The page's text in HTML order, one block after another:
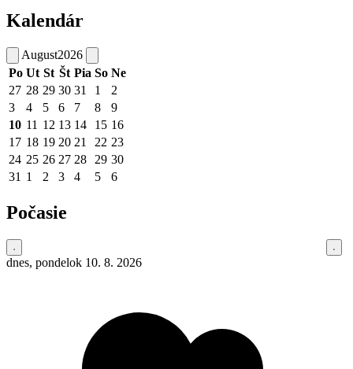
Kalendár
August2026
Po Ut St Št Pia So Ne
27 28 29 30 31 1
2
3
4 5 6 7 8
9
10 11 12 13 14 15 16
17 18 19 20 21 22 23
24 25 26 27 28 29 30
31 1 2 3 4 5 6
Počasie
dnes, pondelok 10. 8. 2026